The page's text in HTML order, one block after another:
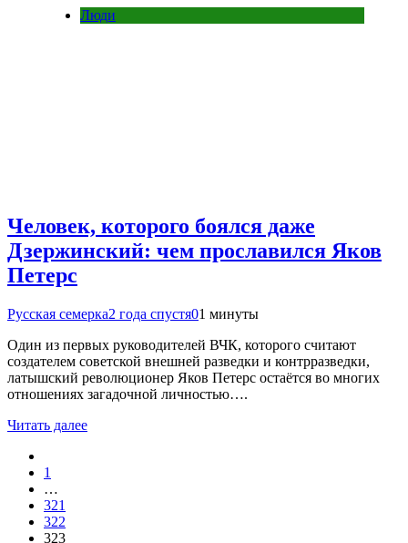
Люди
Человек, которого боялся даже
Дзержинский: чем прославился Яков
Петерс
Русская семерка2 года спустя01 минуты
Один из первых руководителей ВЧК, которого считают
создателем советской внешней разведки и контрразведки,
латышский революционер Яков Петерс остаётся во многих
отношениях загадочной личностью….
Читать далее
1
…
321
322
323